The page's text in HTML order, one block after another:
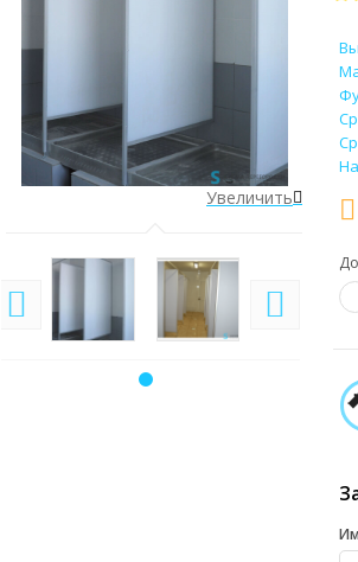
Увеличить